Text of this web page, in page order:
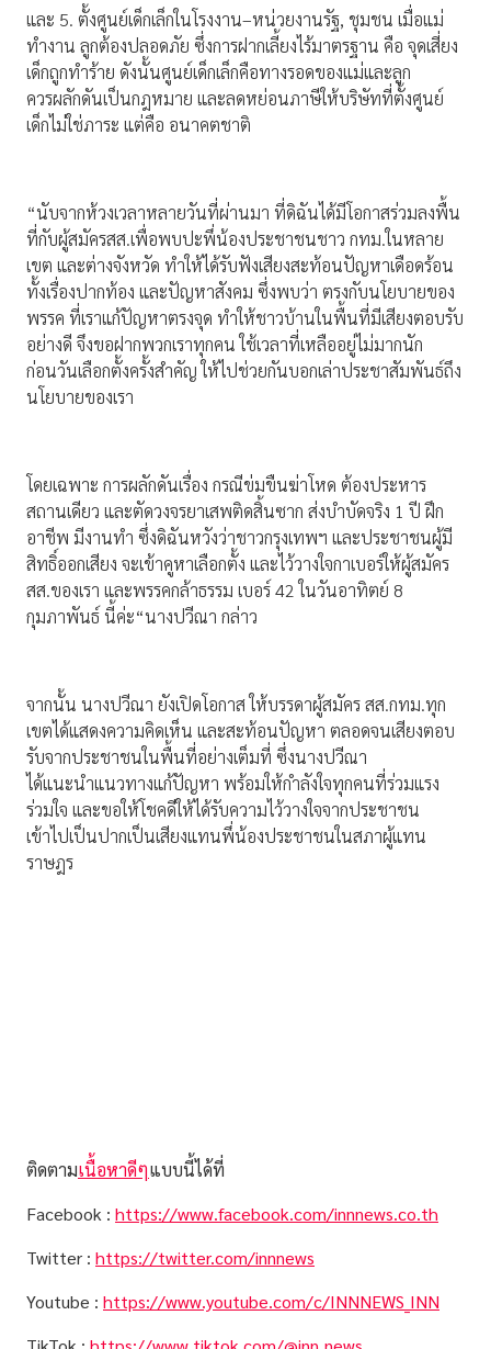
และ 5. ตั้งศูนย์เด็กเล็กในโรงงาน–หน่วยงานรัฐ, ชุมชน เมื่อแม่
ทำงาน ลูกต้องปลอดภัย ซึ่งการฝากเลี้ยงไร้มาตรฐาน คือ จุดเสี่ยง
เด็กถูกทำร้าย ดังนั้นศูนย์เด็กเล็กคือทางรอดของแม่และลูก
ควรผลักดันเป็นกฎหมาย และลดหย่อนภาษีให้บริษัทที่ตั้งศูนย์
เด็กไม่ใช่ภาระ แต่คือ อนาคตชาติ
“นับจากห้วงเวลาหลายวันที่ผ่านมา ที่ดิฉันได้มีโอกาสร่วมลงพื้น
ที่กับผู้สมัครสส.เพื่อพบปะพึ่น้องประชาชนชาว กทม.ในหลาย
เขต และต่างจังหวัด ทำให้ได้รับฟังเสียงสะท้อนปัญหาเดือดร้อน
ทั้งเรื่องปากท้อง และปัญหาสังคม ซึ่งพบว่า ตรงกับนโยบายของ
พรรค ที่เราแก้ปัญหาตรงจุด ทำให้ชาวบ้านในพื้นที่มีเสียงตอบรับ
อย่างดี จึงขอฝากพวกเราทุกคน ใช้เวลาที่เหลืออยู่ไม่มากนัก
ก่อนวันเลือกตั้งครั้งสำคัญ ให้ไปช่วยกันบอกเล่าประชาสัมพันธ์ถึง
นโยบายของเรา
โดยเฉพาะ การผลักดันเรื่อง กรณีข่มขืนฆ่าโหด ต้องประหาร
สถานเดียว และตัดวงจรยาเสพติดสิ้นซาก ส่งบำบัดจริง 1 ปี ฝึก
อาชีพ มีงานทำ ซึ่งดิฉันหวังว่าชาวกรุงเทพฯ และประชาชนผู้มี
สิทธิ์ออกเสียง จะเข้าคูหาเลือกตั้ง และไว้วางใจกาเบอร์ให้ผู้สมัคร
สส.ของเรา และพรรคกล้าธรรม เบอร์ 42 ในวันอาทิตย์ 8
กุมภาพันธ์ นี้ค่ะ“นางปวีณา กล่าว
จากนั้น นางปวีณา ยังเปิดโอกาส ให้บรรดาผู้สมัคร สส.กทม.ทุก
เขตได้แสดงความคิดเห็น และสะท้อนปัญหา ตลอดจนเสียงตอบ
รับจากประชาชนในพื้นที่อย่างเต็มที่ ซึ่งนางปวีณา
ได้แนะนำแนวทางแก้ปัญหา พร้อมให้กำลังใจทุกคนที่ร่วมแรง
ร่วมใจ และขอให้โชคดีให้ได้รับความไว้วางใจจากประชาชน
เข้าไปเป็นปากเป็นเสียงแทนพึ่น้องประชาชนในสภาผู้แทน
ราษฎร
ติดตามเนื้อหาดีๆแบบนี้ได้ที่
Facebook : https://www.facebook.com/innnews.co.th
Twitter : https://twitter.com/innnews
Youtube : https://www.youtube.com/c/INNNEWS_INN